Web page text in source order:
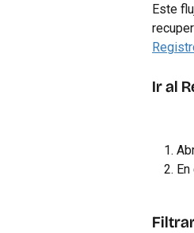
Este
Ir al